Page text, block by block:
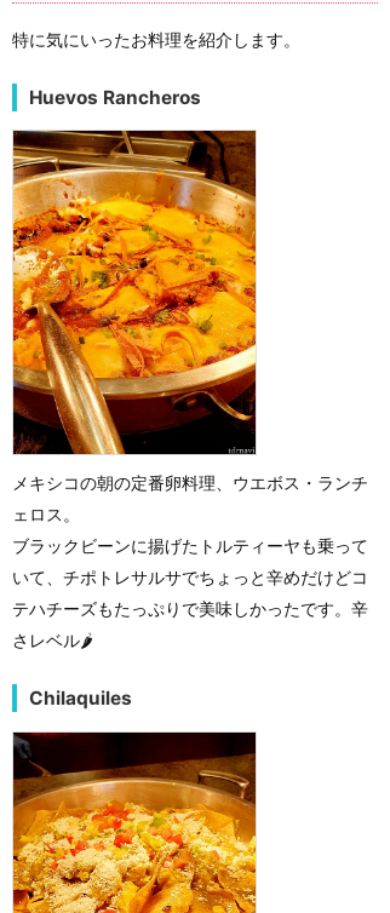
特に気にいったお料理を紹介します。
Huevos Rancheros
メキシコの朝の定番卵料理、ウエボス・ランチ
ェロス。
ブラックビーンに揚げたトルティーヤも乗って
いて、チポトレサルサでちょっと辛めだけどコ
テハチーズもたっぷりで美味しかったです。辛
さレベル🌶️
Chilaquiles